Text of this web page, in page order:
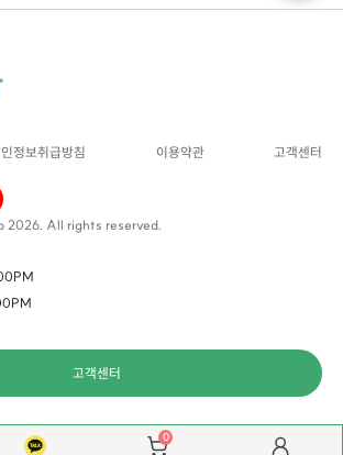
정보취급방침 이용약관 고객센터
All rights reserved.
고객센터
0